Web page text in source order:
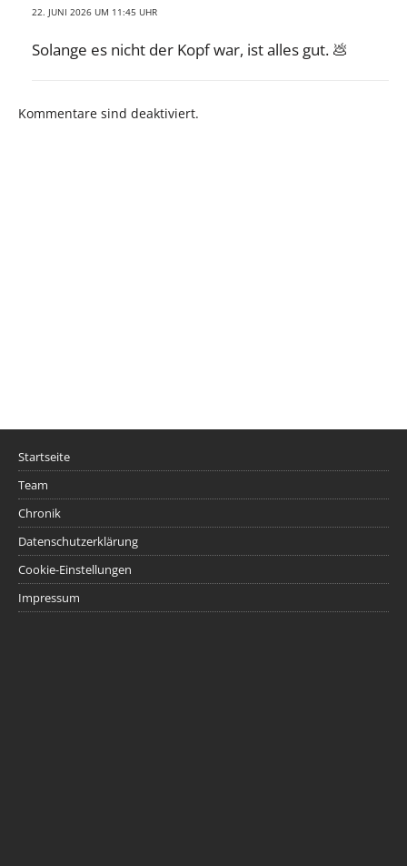
22. JUNI 2026 UM 11:45 UHR
Solange es nicht der Kopf war, ist alles gut. 💩
Kommentare sind deaktiviert.
Startseite
Team
Chronik
Datenschutzerklärung
Cookie-Einstellungen
Impressum